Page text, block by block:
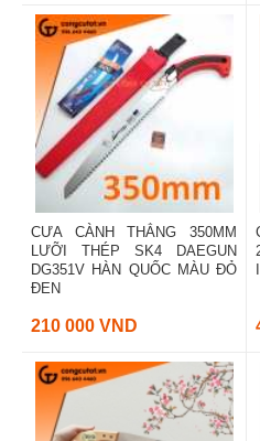
CƯA CÀNH THẲNG 350MM
LƯỠI THÉP SK4 DAEGUN
DG351V HÀN QUỐC MÀU ĐỎ
ĐEN
210 000 VND